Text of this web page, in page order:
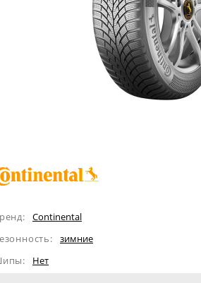
Continental
зимние
Нет